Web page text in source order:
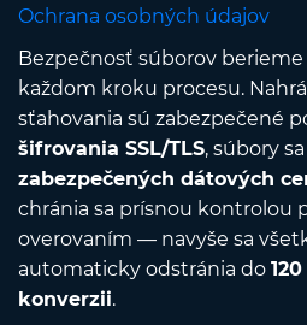
Ochrana osobných údajov
Bezpečnosť súborov berieme
každom kroku procesu.
sťahovania sú zabezpečené
šifrovania SSL/TLS, súbory
zabezpečených dátových
chránia sa prísnou kontrolou
overovaním — navyše sa
automaticky odstránia do
konverzii.